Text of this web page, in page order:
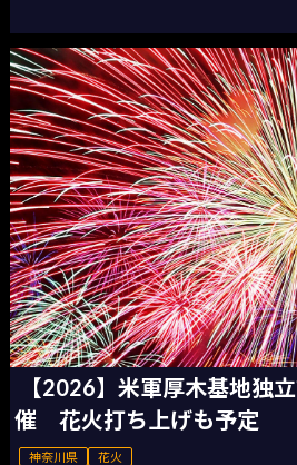
【2026】米軍厚木基地独
催 花火打ち上げも予定
神奈川県 花火